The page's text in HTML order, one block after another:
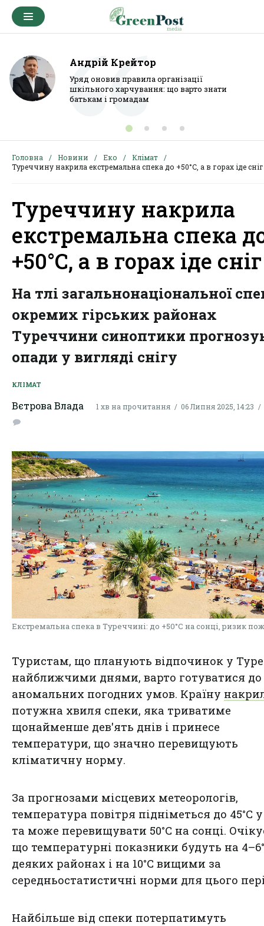
Андрій Крейтор
Уряд оновив правила організації
шкільного харчування: що варто знати
батькам і громадам
Головна Новини Еко
Клімат
Туреччину накрила екстремальна спека до +50°C, а в горах іде сніг
Туреччину накрила
екстремальна спека
+50°C, а в горах іде сніг
На тлі загальнонаціональної
окремих гірських районах
Туреччини синоптики
опади у вигляді снігу
КЛІМАТ
Вєтрова Влада 1 хв на прочитання 06 Липня 2025, 14:23
Екстремальна спека в Туреччині: до +50°C на сонці, ризик
Туристам, що планують відпочинок у
найближчими днями, варто готуватися до
аномальних погодних умов. Країну
потужна хвиля спеки, яка триватиме
щонайменше дев'ять днів і принесе
температури, що значно перевищують
кліматичну норму.
За прогнозами місцевих метеорологів,
температура повітря підніметься до 45°C у
та може перевищувати 50°C на сонці.
що температурні показники будуть на
деяких районах і на 10°C вищими за
середньостатистичні норми для цього
Найбільше від спеки потерпатимуть